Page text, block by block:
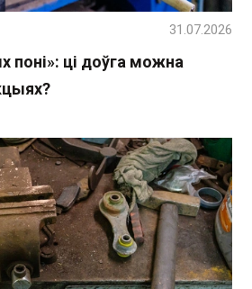
поні»: ці доўга можна
31.07.2026